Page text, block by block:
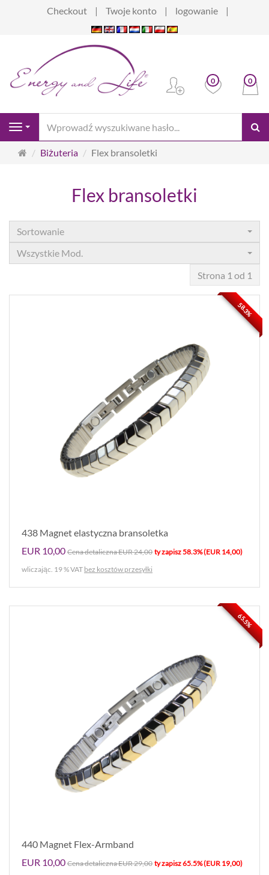
Checkout Twoje konto logowanie
0 0
Navigation
Strona
Biżuteria Flex bransoletki
Flex bransoletki
Sortowanie
Wszystkie Mod.
Strona 1 od 1
438 Magnet elastyczna bransoletka
EUR 10,00 Cena detaliczna EUR 24,00 ty zapisz 58.3% (EUR 14,00)
wliczając. 19 % VAT bez kosztów przesyłki
58.3%
440 Magnet Flex-Armband
EUR 10,00 Cena detaliczna EUR 29,00 ty zapisz 65.5% (EUR 19,00)
65.5%